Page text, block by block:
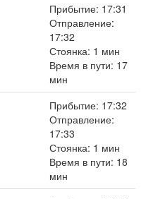
Прибытие: 17:31
Отправление:
17:32
Стоянка: 1 мин
Время в пути: 17
мин
Прибытие: 17:32
Отправление:
17:33
Стоянка: 1 мин
Время в пути: 18
мин